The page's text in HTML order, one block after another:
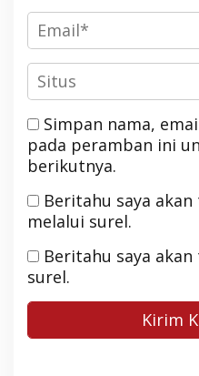
Simpan nama,
pada peramban ini
berikutnya.
Beritahu saya
melalui surel.
Beritahu saya
surel.